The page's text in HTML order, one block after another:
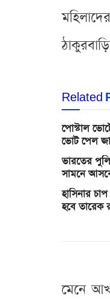
Related
পোস্টাল
ভোট পেল
ভারতের
সামনে
হাসিনার
হবে তারেক
মেনে